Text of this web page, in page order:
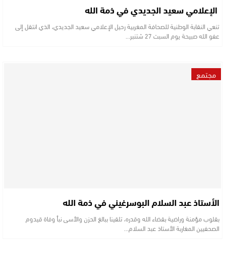
الإعلامي سعيد الجديدي في ذمة الله
تنعي النقابة الوطنية للصحافة المغربية رحيل الإعلامي سعيد الجديدي، الذي انتقل إلى
عفو الله صبيحة يوم السبت 27 شتنبر…
مجتمع
الأستاذ عبد السلام البوسرغيني في ذمة الله
بقلوب مؤمنة وراضية بقضاء الله وقدره، تلقينا ببالغ الحزن والأسى نبأ وفاة قيدوم
الصحفيين المغاربة الأستاذ عبد السلام…